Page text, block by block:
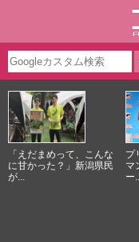
「えだまめって、こんな
に甘かった？」新潟県民
が...
プ
マ
ー